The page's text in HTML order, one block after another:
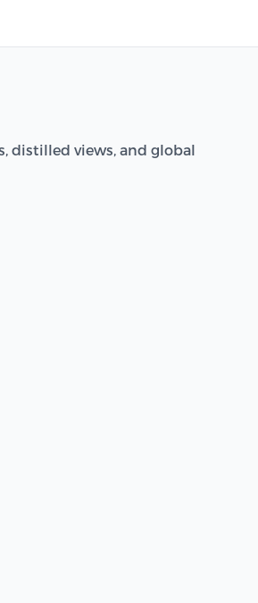
distilled views, and global